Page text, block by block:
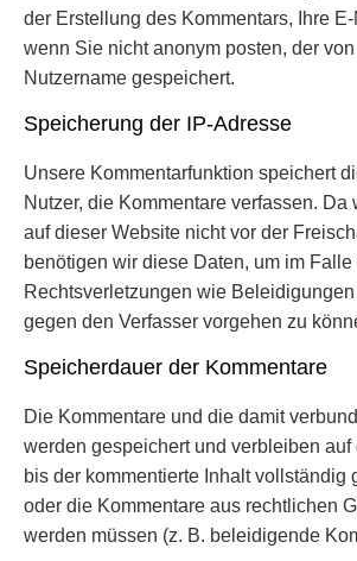
der Erstellung des Kommentars, Ihre
wenn Sie nicht anonym posten, der
Nutzername gespeichert.
Speicherung der IP-Adresse
Unsere Kommentarfunktion speichert
Nutzer, die Kommentare verfassen. Da
auf dieser Website nicht vor der
benötigen wir diese Daten, um im Falle
Rechtsverletzungen wie
gegen den Verfasser vorgehen zu
Speicherdauer der Kommentare
Die Kommentare und die damit
werden gespeichert und verbleiben auf
bis der kommentierte Inhalt vollständig
oder die Kommentare aus rechtlichen
werden müssen (z. B. beleidigende